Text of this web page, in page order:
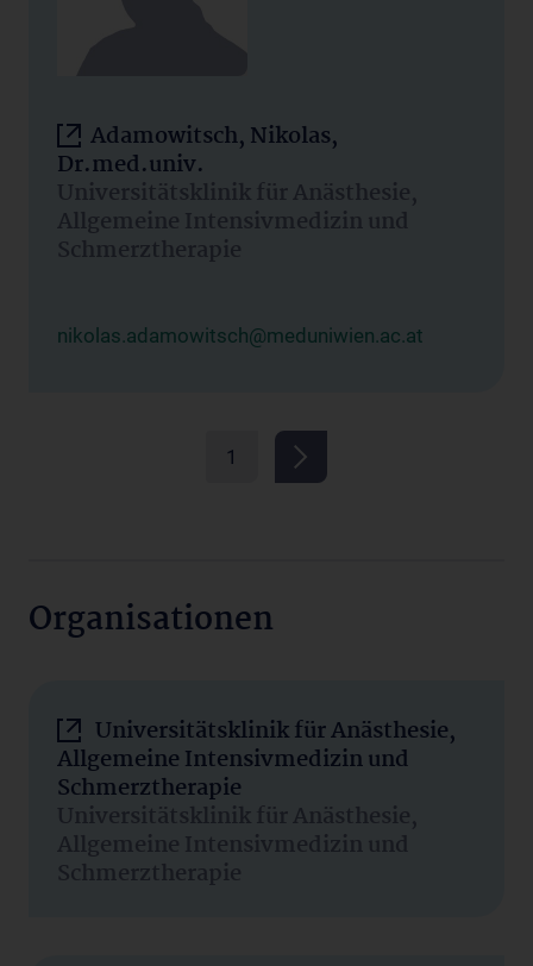
Adamowitsch, Nikolas,
Dr.med.univ.
Universitätsklinik für Anästhesie,
Allgemeine Intensivmedizin und
Schmerztherapie
nikolas.adamowitsch@meduniwien.ac.at
1
Organisationen
Universitätsklinik für Anästhesie,
Allgemeine Intensivmedizin und
Schmerztherapie
Universitätsklinik für Anästhesie,
Allgemeine Intensivmedizin und
Schmerztherapie